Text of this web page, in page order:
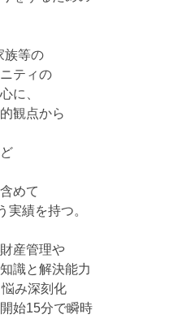
族等の
ティの
に、
観点から
めて
実績を持つ。
産管理や
識と解決能力
み深刻化
始15分で瞬時